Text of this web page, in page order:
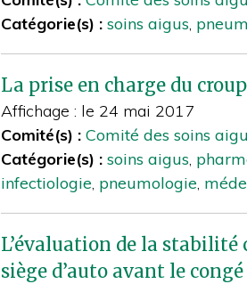
Catégorie(s) : soins aigus,
La prise en charge du
Affichage : le 24 mai 2017
Comité(s) : Comité des soins
Catégorie(s) : soins aigus,
infectiologie, pneumologie,
L’évaluation de la
siège d’auto avant le